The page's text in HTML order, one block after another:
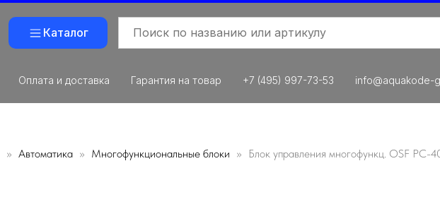
Каталог
Оплата и доставка Гарантия на товар +7 (495) 997-73-53 info@aquakode-
Автоматика Многофункциональные блоки Блок управления многофункц. OSF PC-